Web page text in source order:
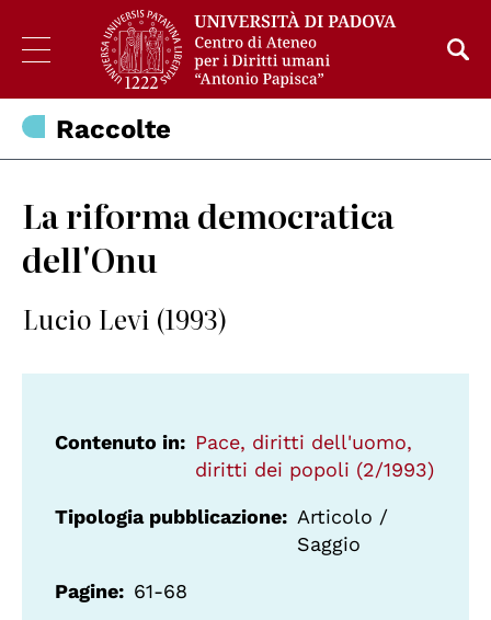
Raccolte
La riforma democratica
dell'Onu
Lucio Levi (1993)
Contenuto in
Pace, diritti dell'uomo,
diritti dei popoli (2/1993)
Tipologia pubblicazione
Articolo /
Saggio
Pagine 61-68